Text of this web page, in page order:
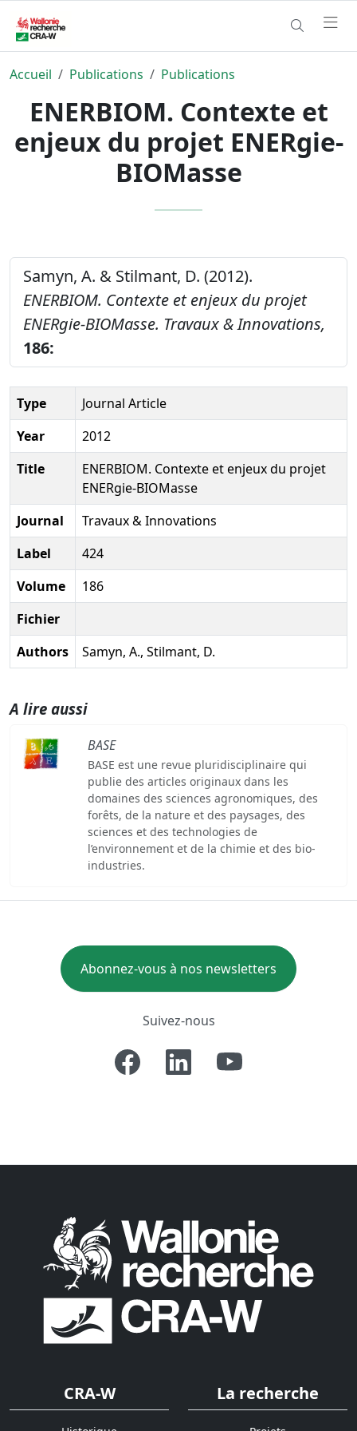
Accueil Publications Publications
ENERBIOM. Contexte et
enjeux du projet ENERgie-
BIOMasse
Samyn, A. & Stilmant, D. (2012).
ENERBIOM. Contexte et enjeux du projet
ENERgie-BIOMasse. Travaux & Innovations,
186:
Type
Journal Article
Year
2012
Title
ENERBIOM. Contexte et enjeux du projet
ENERgie-BIOMasse
Journal
Travaux & Innovations
Label
424
Volume
186
Fichier
Authors
Samyn, A., Stilmant, D.
A lire aussi
BASE
BASE est une revue pluridisciplinaire qui
publie des articles originaux dans les
domaines des sciences agronomiques, des
forêts, de la nature et des paysages, des
sciences et des technologies de
l’environnement et de la chimie et des bio-
industries.
Abonnez-vous à nos newsletters
Suivez-nous
CRA-W La recherche